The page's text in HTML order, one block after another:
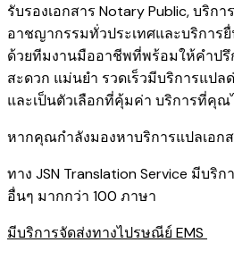
รับรองเอกสาร Notary Public,บริกา
อาชญากรรม​ทั่วประเทศและบริการ
ด้วยทีมงานมืออาชีพที่พร้อมให้คำปรึ
สะดวก แม่นยำ รวดเร็วมีบริการแป
และเป็นตัวเลือกที่คุ้มค่า บริการที่คุณ
หากคุณกำลังมองหาบริการแปลเอก
ทาง JSN Translation Service มีบริ
อื่นๆ มากกว่า 100 ภาษา
มีบริการจัดส่งทางไปรษณีย์ EMS